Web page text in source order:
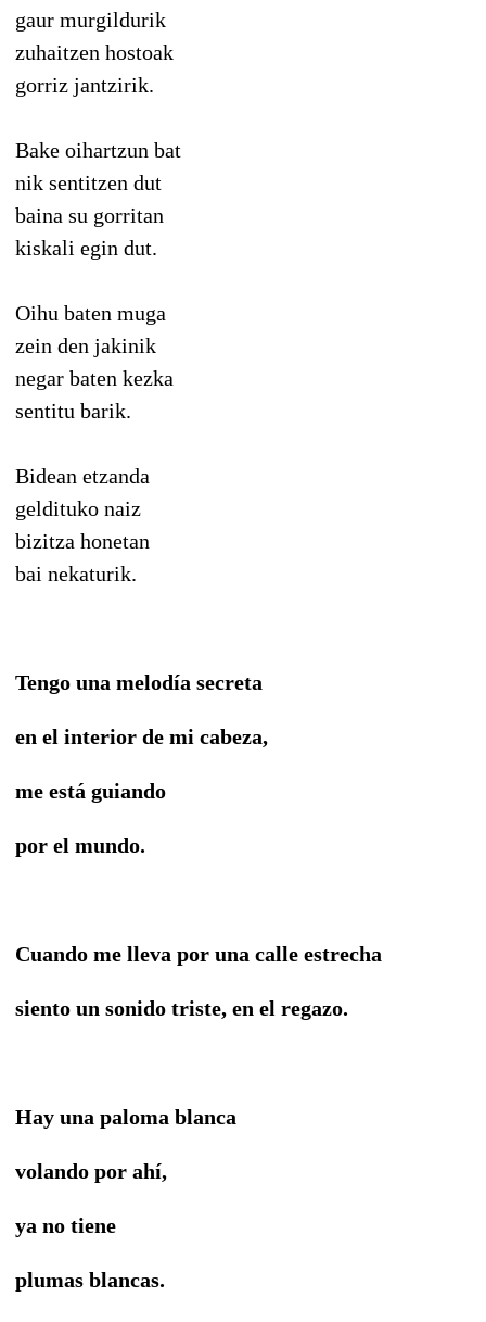
gaur murgildurik
zuhaitzen hostoak
gorriz jantzirik.
Bake oihartzun bat
nik sentitzen dut
baina su gorritan
kiskali egin dut.
Oihu baten muga
zein den jakinik
negar baten kezka
sentitu barik.
Bidean etzanda
geldituko naiz
bizitza honetan
bai nekaturik.
Tengo una melodía secreta
en el interior de mi cabeza,
me está guiando
por el mundo.
Cuando me lleva por una calle estrecha
siento un sonido triste, en el regazo.
Hay una paloma blanca
volando por ahí,
ya no tiene
plumas blancas.